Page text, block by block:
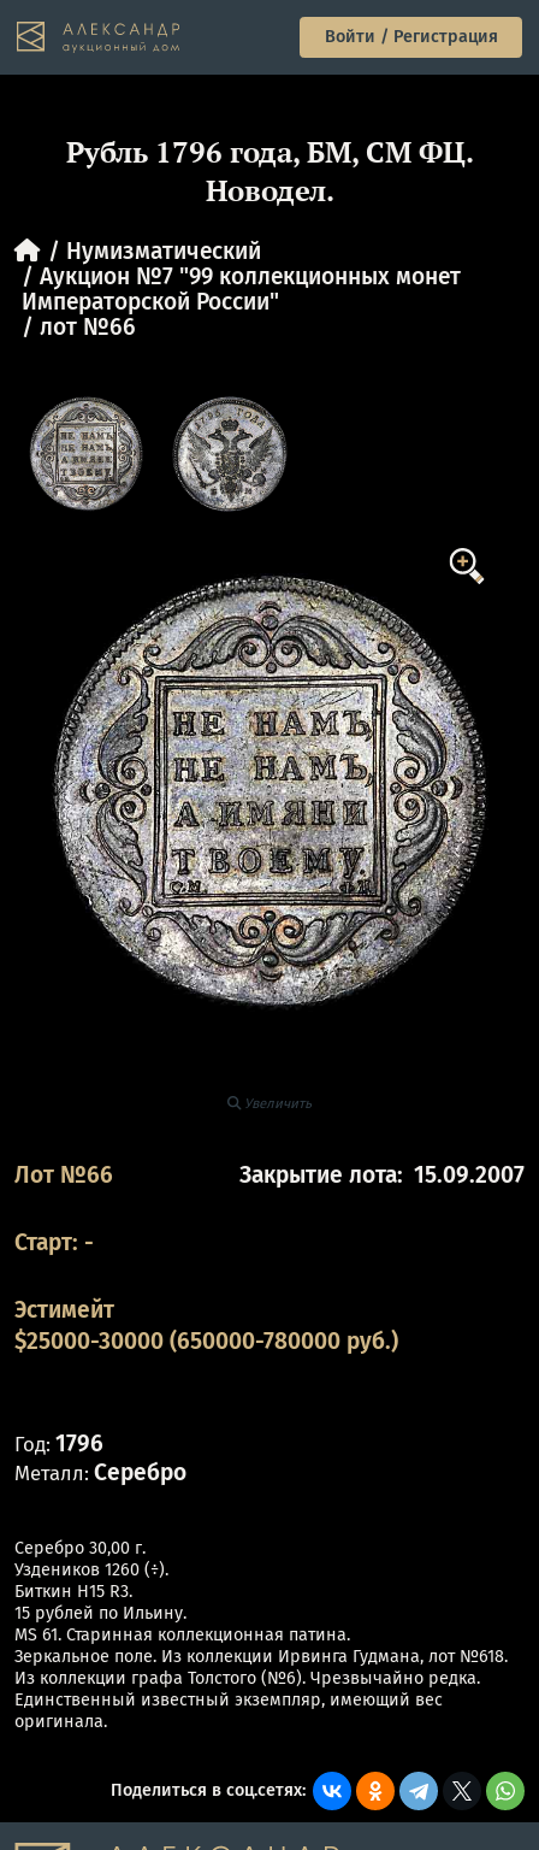
Войти / Регистрация
Рубль 1796 года, БМ, СМ ФЦ.
Новодел.
Нумизматический
Аукцион №7 "99 коллекционных монет
Императорской России"
лот №66
Увеличить
Лот №66 Закрытие лота: 15.09.2007
Старт: -
Эстимейт
$25000-30000 (650000-780000 руб.)
Год: 1796
Металл: Серебро
Серебро 30,00 г.
Уздеников 1260 (÷).
Биткин Н15 R3.
15 рублей по Ильину.
MS 61. Старинная коллекционная патина.
Зеркальное поле. Из коллекции Ирвинга Гудмана, лот №618.
Из коллекции графа Толстого (№6). Чрезвычайно редка.
Единственный известный экземпляр, имеющий вес
оригинала.
Поделиться в соц.сетях: